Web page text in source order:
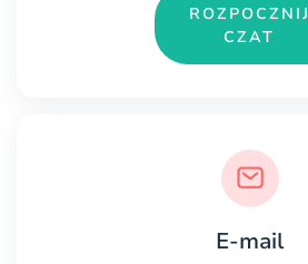
ROZPOCZNIJ
CZAT
E-mail